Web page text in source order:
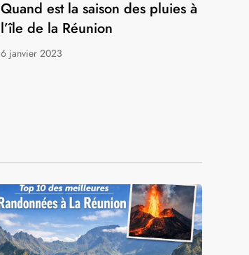
Quand est la saison des pluies à
l’île de la Réunion